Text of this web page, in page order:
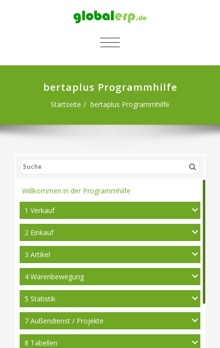
SCHALTE NAVIGATION
bertaplus Programmhilfe
Startseite bertaplus Programmhilfe
Willkommen in der Programmhilfe
1 Verkauf
2 Einkauf
3 Artikel
4 Warenbewegung
5 Statistik
7 Außendienst / Projekte
8 Tabellen